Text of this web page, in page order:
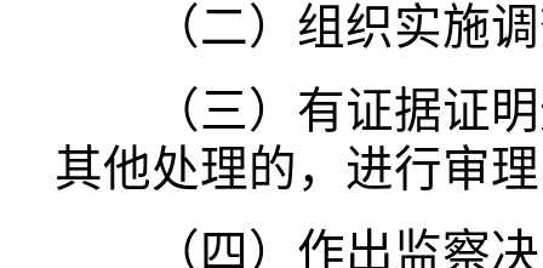
（二）组织实施调
（三）有证据证明
其他处理的，进行审
（四）作出监察决